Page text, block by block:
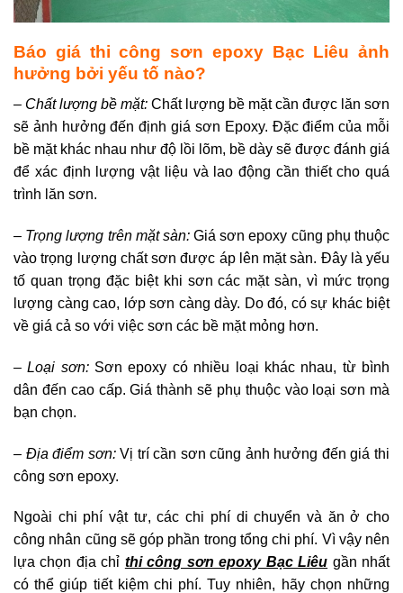
Báo giá thi công sơn epoxy Bạc Liêu ảnh
hưởng bởi yếu tố nào?
– Chất lượng bề mặt: Chất lượng bề mặt cần được lăn sơn
sẽ ảnh hưởng đến định giá sơn Epoxy. Đặc điểm của mỗi
bề mặt khác nhau như độ lồi lõm, bề dày sẽ được đánh giá
để xác định lượng vật liệu và lao động cần thiết cho quá
trình lăn sơn.
– Trọng lượng trên mặt sàn:Giá sơn epoxy cũng phụ thuộc
vào trọng lượng chất sơn được áp lên mặt sàn. Đây là yếu
tố quan trọng đặc biệt khi sơn các mặt sàn, vì mức trọng
lượng càng cao, lớp sơn càng dày. Do đó, có sự khác biệt
về giá cả so với việc sơn các bề mặt mỏng hơn.
– Loại sơn:Sơn epoxy có nhiều loại khác nhau, từ bình
dân đến cao cấp. Giá thành sẽ phụ thuộc vào loại sơn mà
bạn chọn.
– Địa điểm sơn:Vị trí cần sơn cũng ảnh hưởng đến giá thi
công sơn epoxy.
Ngoài chi phí vật tư, các chi phí di chuyển và ăn ở cho
công nhân cũng sẽ góp phần trong tổng chi phí. Vì vậy nên
lựa chọn địa chỉ thi công sơn epoxy Bạc Liêu gần nhất
có thể giúp tiết kiệm chi phí. Tuy nhiên, hãy chọn những